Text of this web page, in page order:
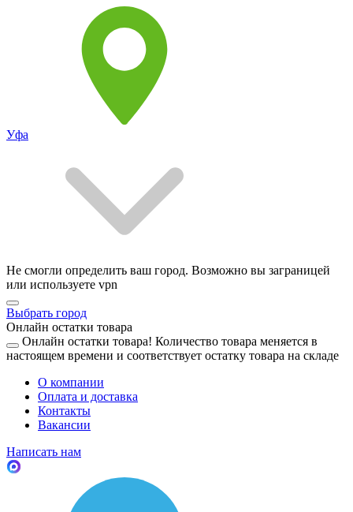
Уфа
Не смогли определить ваш город. Возможно вы заграницей
или используете vpn
Выбрать город
Онлайн остатки товара
Онлайн остатки товара! Количество товара меняется в
настоящем времени и соответствует остатку товара на складе
О компании
Оплата и доставка
Контакты
Вакансии
Написать нам